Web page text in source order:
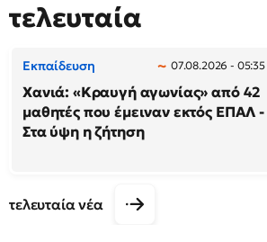
τελευταία
Εκπαίδευση 07.08.2026 - 05:35
Χανιά: «Κραυγή αγωνίας» από 42
μαθητές που έμειναν εκτός ΕΠΑΛ -
Στα ύψη η ζήτηση
τελευταία νέα